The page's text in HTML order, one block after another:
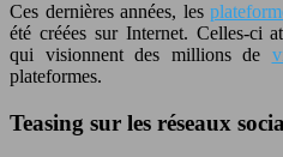
Ces dernières années, les
été créées sur Internet. Celles-ci
qui visionnent des millions de
plateformes.
Teasing sur les réseaux